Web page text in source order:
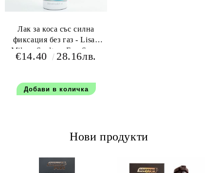
Лак за коса със силна
фиксация без газ - Lisap
Milano Sculture Eco Spray
Strong 250 мл
€14.40 28.16лв.
Нови продукти